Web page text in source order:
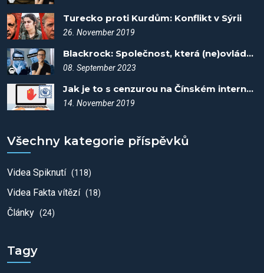
Turecko proti Kurdům: Konflikt v Sýrii
26. November 2019
Blackrock: Společnost, která (ne)ovládá svět - Spiknutí #5
08. September 2023
Jak je to s cenzurou na Čínském internetu? Fakta vítězí #5
14. November 2019
Všechny kategorie příspěvků
Videa Spiknutí (118)
Videa Fakta vítězí (18)
Články (24)
Tagy